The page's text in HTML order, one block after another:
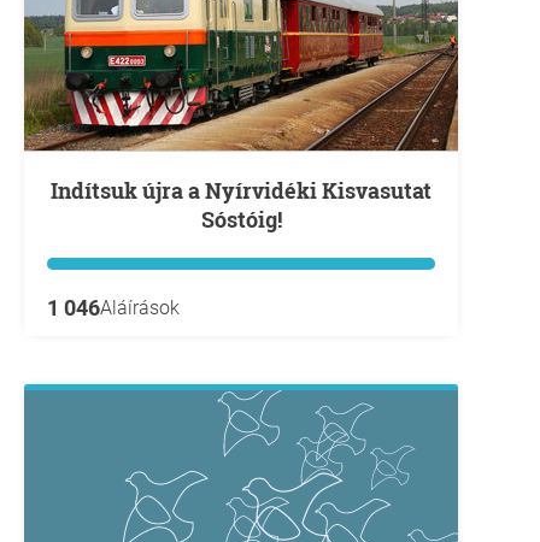
Indítsuk újra a Nyírvidéki Kisvasutat
Sóstóig!
1 046Aláírások